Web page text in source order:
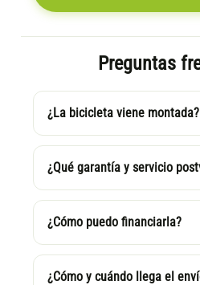
Preguntas
¿La bicicleta viene montada?
¿Qué garantía y servicio
¿Cómo puedo financiarla?
¿Cómo y cuándo llega el